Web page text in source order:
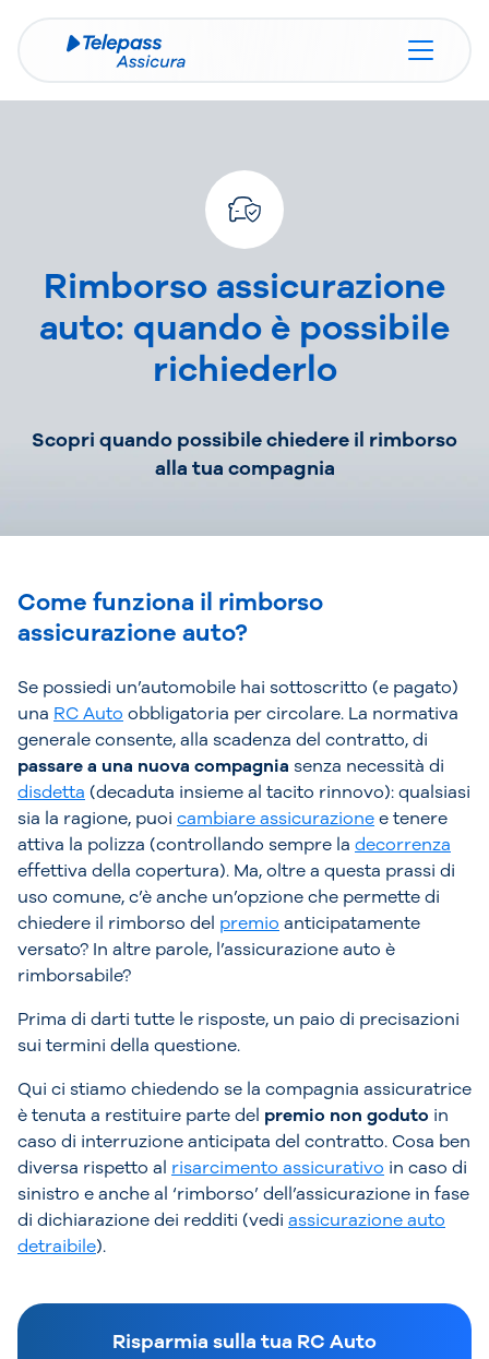
Rimborso assicurazione
auto: quando è possibile
richiederlo
Scopri quando possibile chiedere il rimborso
alla tua compagnia
Come funziona il rimborso
assicurazione auto?
Se possiedi un’automobile hai sottoscritto (e pagato)
una RC Auto obbligatoria per circolare. La normativa
generale consente, alla scadenza del contratto, di
passare a una nuova compagnia senza necessità di
disdetta (decaduta insieme al tacito rinnovo): qualsiasi
sia la ragione, puoi cambiare assicurazionee tenere
attiva la polizza (controllando sempre la decorrenza
effettiva della copertura). Ma, oltre a questa prassi di
uso comune, c’è anche un’opzione che permette di
chiedere il rimborso del premio anticipatamente
versato? In altre parole, l’assicurazione auto è
rimborsabile?
Prima di darti tutte le risposte, un paio di precisazioni
sui termini della questione.
Qui ci stiamo chiedendo se la compagnia assicuratrice
è tenuta a restituire parte del premio non goduto in
caso di interruzione anticipata del contratto. Cosa ben
diversa rispetto al risarcimento assicurativo in caso di
sinistro e anche al ‘rimborso’ dell’assicurazione in fase
di dichiarazione dei redditi (vedi assicurazione auto
detraibile).
Risparmia sulla tua RC Auto